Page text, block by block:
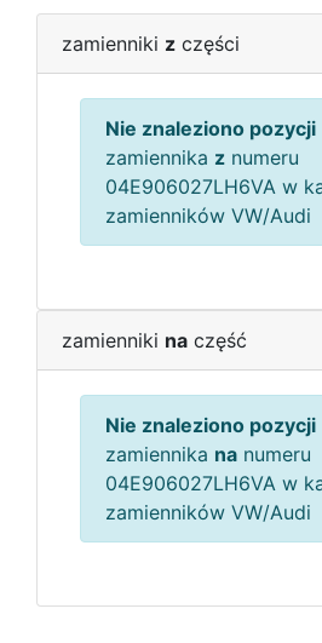
zamienniki z części
Nie znaleziono pozycji
zamiennika z numeru
04E906027LH6VA w
zamienników VW/Audi
zamienniki na część
Nie znaleziono pozycji
zamiennika na numeru
04E906027LH6VA w
zamienników VW/Audi